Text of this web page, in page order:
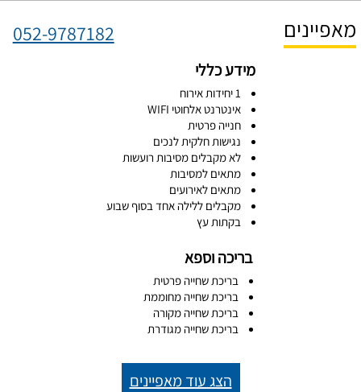
מאפיינים 052-9787182
מידע כללי
1 יחידות אירוח
אינטרנט אלחוטי WIFI
חנייה פרטית
נגישות חלקית לנכים
לא מקבלים מסיבות רועשות
מתאים למסיבות
מתאים לאירועים
מקבלים ללילה אחד בסוף שבוע
בקתות עץ
בריכה וספא
בריכת שחייה פרטית
בריכת שחייה מחוממת
בריכת שחייה מקורה
בריכת שחייה מגודרת
הצג עוד מאפיינים